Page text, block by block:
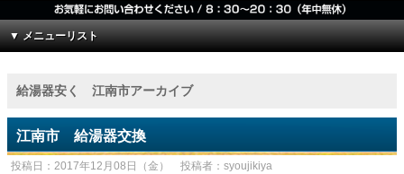
▼ メニューリスト
給湯器安く 江南市アーカイブ
江南市 給湯器交換
投稿日：2017年12月08日（金） 投稿者：syoujikiya